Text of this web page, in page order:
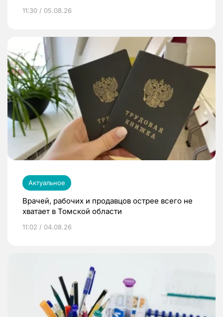
11:30 / 05.08.26
Актуальное
Врачей, рабочих и продавцов острее всего не
хватает в Томской области
11:02 / 04.08.26